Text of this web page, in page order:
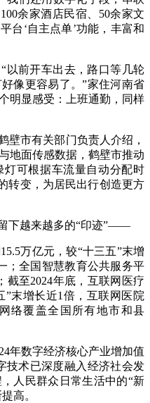
余家酒店民宿、50余家文
台‘自主点单’功能，丰富和
前开车出去，路口等几轮
像更容易了。”家住河南省
明显感受：上班通勤，同样
市有关部门负责人介绍，
地面传感数据，鹤壁市推动
可根据车流量自动分配时
转变，为居民出行创造更方
下越来越多的“印迹”——
万亿元，较“十三五”末增
；全国智慧教育公共服务平
截至2024年底，互联网医疗
”末增长近1倍，互联网医院
络覆盖全国所有地市和县
数字经济核心产业增加值
技术已深度融入经济社会发
人民群众日常生活中的“新
高。